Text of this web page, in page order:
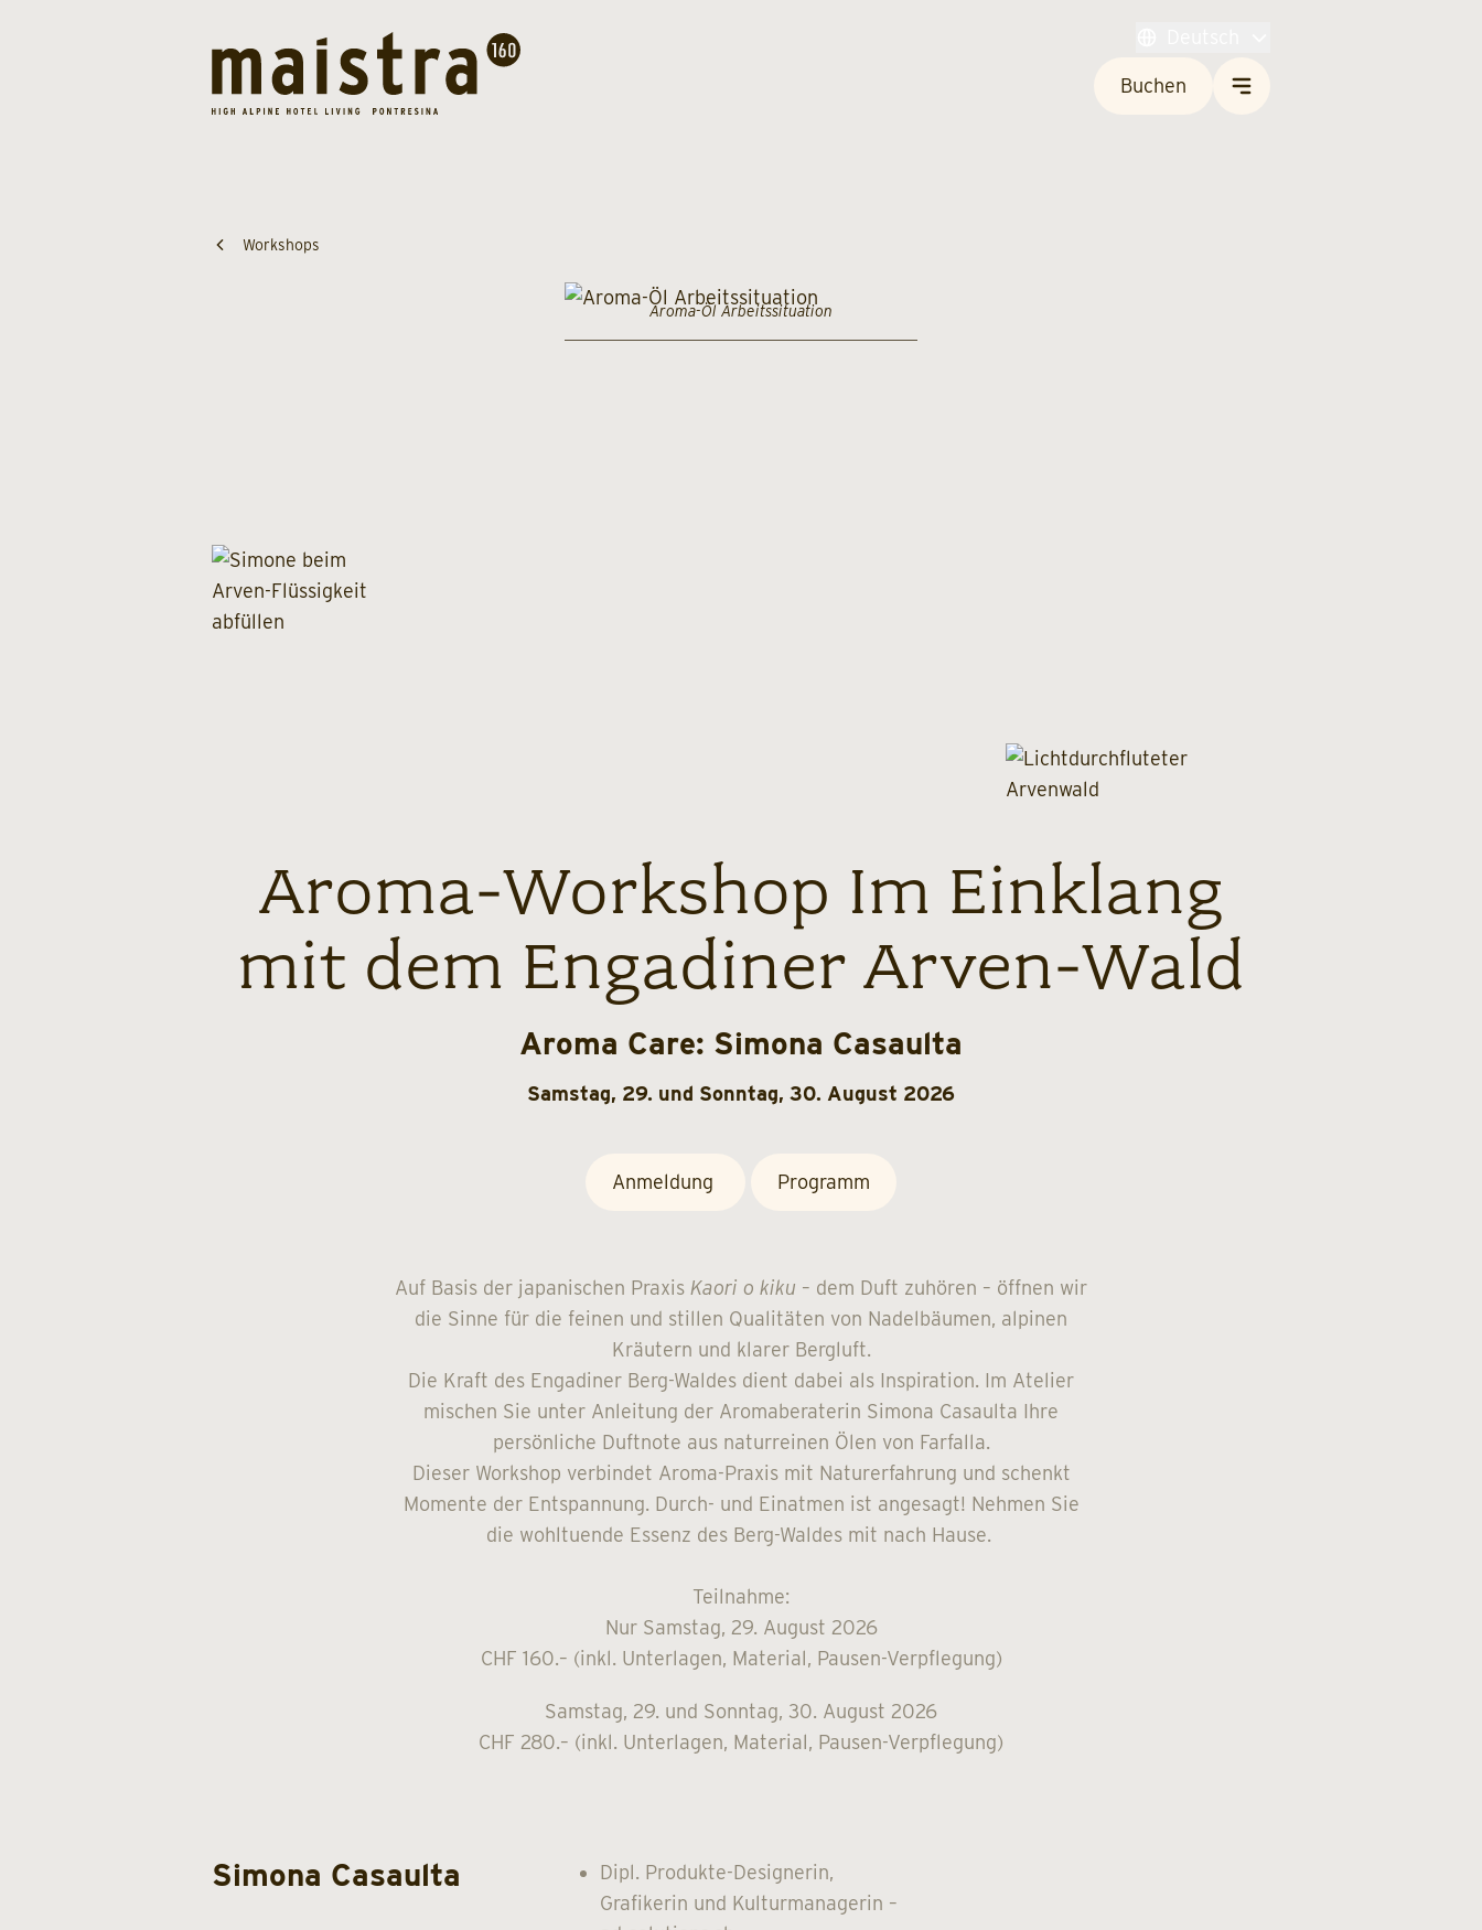
Buchen
Workshops
Aroma-Öl Arbeitssituation
Aroma-Workshop Im Einklang
mit dem Engadiner Arven-Wald
Aroma Care: Simona Casaulta
Samstag, 29. und Sonntag, 30. August 2026
Anmeldung Programm
Auf Basis der japanischen Praxis Kaori o kiku – dem Duft zuhören – öffnen wir
die Sinne für die feinen und stillen Qualitäten von Nadelbäumen, alpinen
Kräutern und klarer Bergluft.
Die Kraft des Engadiner Berg-Waldes dient dabei als Inspiration. Im Atelier
mischen Sie unter Anleitung der Aromaberaterin Simona Casaulta Ihre
persönliche Duftnote aus naturreinen Ölen von Farfalla.
Dieser Workshop verbindet Aroma-Praxis mit Naturerfahrung und schenkt
Momente der Entspannung. Durch- und Einatmen ist angesagt! Nehmen Sie
die wohltuende Essenz des Berg-Waldes mit nach Hause.
Teilnahme:
Nur Samstag, 29. August 2026
CHF 160.– (inkl. Unterlagen, Material, Pausen-Verpflegung)
Samstag, 29. und Sonntag, 30. August 2026
CHF 280.– (inkl. Unterlagen, Material, Pausen-Verpflegung)
Simona Casaulta
Dipl. Produkte-Designerin,
Grafikerin und Kulturmanagerin –